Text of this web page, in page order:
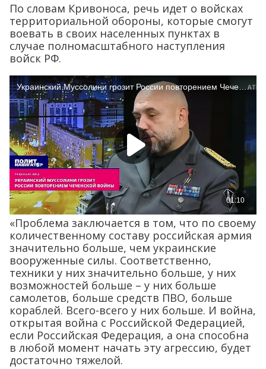
По словам Кривоноса, речь идет о войсках
территориальной обороны, которые смогут
воевать в своих населенных пунктах в
случае полномасштабного наступления
войск РФ.
«Проблема заключается в том, что по своему
количественному составу российская армия
значительно больше, чем украинские
вооруженные силы. Соответственно,
техники у них значительно больше, у них
возможностей больше – у них больше
самолетов, больше средств ПВО, больше
кораблей. Всего-всего у них больше. И война,
открытая война с Российской Федерацией,
если Российская Федерация, а она способна
в любой момент начать эту агрессию, будет
достаточно тяжелой.